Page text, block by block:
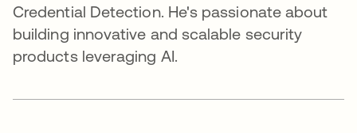
Credential Detection. He's passionate about
building innovative and scalable security
products leveraging AI.